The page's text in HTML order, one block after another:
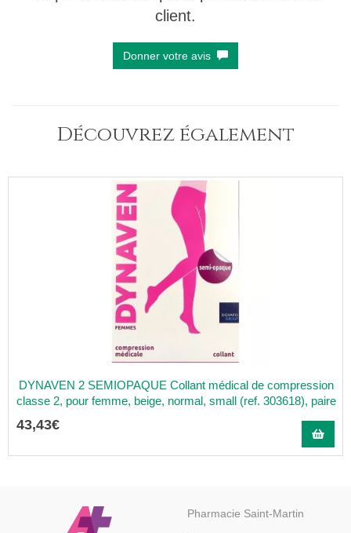
client.
Donner votre avis
Découvrez également
DYNAVEN 2 SEMIOPAQUE Collant médical de compression
classe 2, pour femme, beige, normal, small (ref. 303618), paire
43,43€
Pharmacie Saint-Martin